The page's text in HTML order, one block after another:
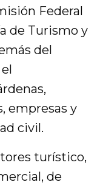
Federal
de Turismo y
del
empresas y
civil.
turístico,
de